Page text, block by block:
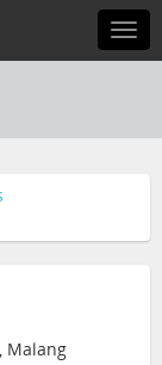
Malang